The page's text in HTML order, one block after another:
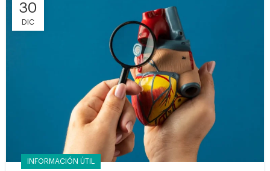
30
DIC
INFORMACIÓN ÚTIL